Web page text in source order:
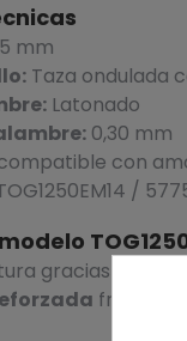
mm
Taza ondulada
Latonado
0,30 mm
con
/
gracias a su
frente a